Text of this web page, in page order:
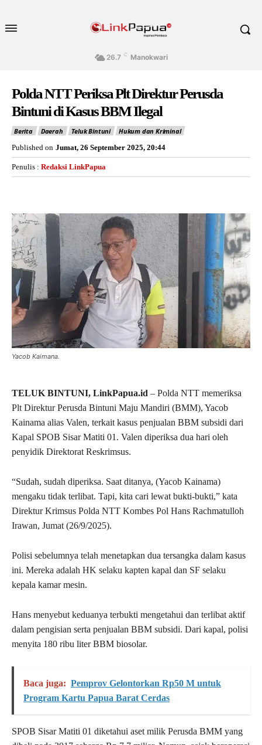
26.7 C Manokwari
Polda NTT Periksa Plt Direktur Perusda
Bintuni di Kasus BBM Ilegal
Berita Daerah Teluk Bintuni
Hukum dan Kriminal
Published on Jumat, 26 September 2025, 20:44
Penulis : Redaksi LinkPapua
Yacob Kaimana.
TELUK BINTUNI, LinkPapua.id – Polda NTT memeriksa
Plt Direktur Perusda Bintuni Maju Mandiri (BMM), Yacob
Kainama alias Valen, terkait kasus penjualan BBM subsidi dari
Kapal SPOB Sisar Matiti 01. Valen diperiksa dua hari oleh
penyidik Direktorat Reskrimsus.
“Sudah, sudah diperiksa. Saat ditanya, (Yacob Kainama)
mengaku tidak terlibat. Tapi, kita cari lewat bukti-bukti,” kata
Direktur Krimsus Polda NTT Kombes Pol Hans Rachmatulloh
Irawan, Jumat (26/9/2025).
Polisi sebelumnya telah menetapkan dua tersangka dalam kasus
ini. Mereka adalah HK selaku kapten kapal dan SF selaku
kepala kamar mesin.
Hans menyebut keduanya terbukti mengetahui dan terlibat aktif
dalam pengisian serta penjualan BBM subsidi. Dari kapal, polisi
menyita 180 ribu liter BBM biosolar.
Baca juga: Pemprov Gelontorkan Rp50 M untuk
Program Kartu Papua Barat Cerdas
SPOB Sisar Matiti 01 diketahui aset milik Perusda BMM yang